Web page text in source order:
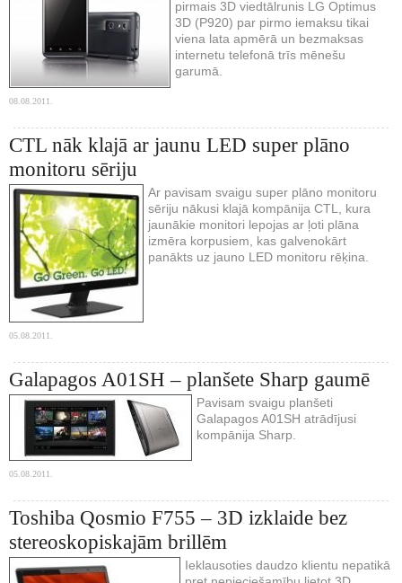
pirmais 3D viedtālrunis LG Optimus
3D (P920) par pirmo iemaksu tikai
viena lata apmērā un bezmaksas
internetu telefonā trīs mēnešu
garumā.
08.08.2011.
CTL nāk klajā ar jaunu LED super plāno
monitoru sēriju
Ar pavisam svaigu super plāno monitoru
sēriju nākusi klajā kompānija CTL, kura
jaunākie monitori lepojas ar ļoti plāna
izmēra korpusiem, kas galvenokārt
panākts uz jauno LED monitoru rēķina.
05.08.2011.
Galapagos A01SH – planšete Sharp gaumē
Pavisam svaigu planšeti
Galapagos A01SH atrādījusi
kompānija Sharp.
05.08.2011.
Toshiba Qosmio F755 – 3D izklaide bez
stereoskopiskajām brillēm
Ieklausoties daudzo klientu nepatikā